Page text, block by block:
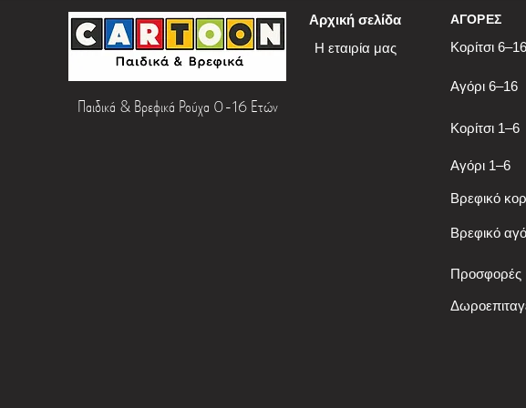
Αρχική σελίδα
Η εταιρία μας
Παιδικά & Βρεφικά Ρούχα 0-16 Ετών
ΑΓΟΡΕΣ
Κορίτσι 6–16
Αγόρι 6–16
Κορίτσι 1–6
Αγόρι 1–6
Βρεφικό
Βρεφικό
Προσφορές